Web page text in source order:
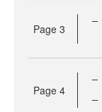
Page 3
Page 4